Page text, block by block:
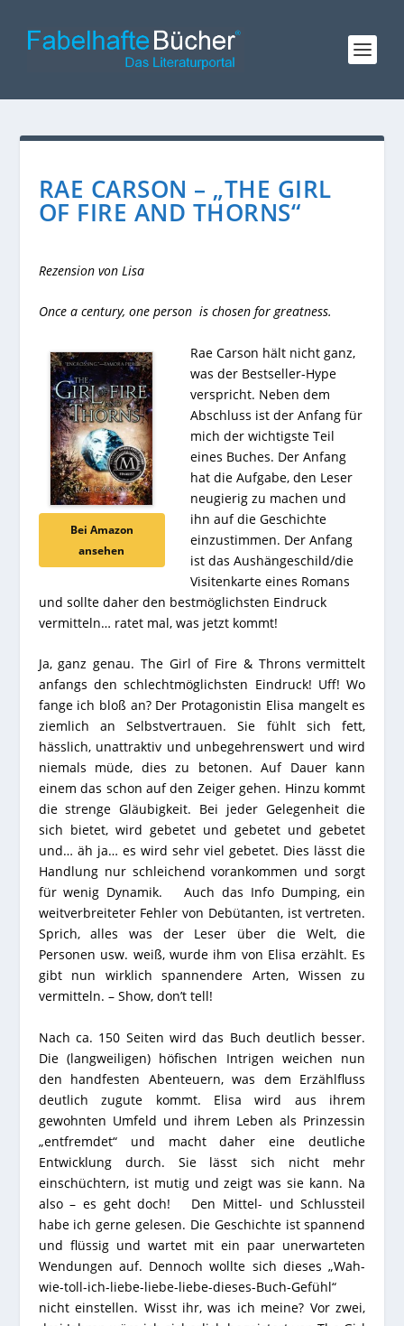
RAE CARSON – „THE GIRL
OF FIRE AND THORNS“
Rezension von Lisa
Once a century, one person is chosen for greatness.
Bei Amazon
ansehen
Rae Carson hält nicht ganz,
was der Bestseller-Hype
verspricht. Neben dem
Abschluss ist der Anfang für
mich der wichtigste Teil
eines Buches. Der Anfang
hat die Aufgabe, den Leser
neugierig zu machen und
ihn auf die Geschichte
einzustimmen. Der Anfang
ist das Aushängeschild/die
Visitenkarte eines Romans
und sollte daher den bestmöglichsten Eindruck
vermitteln… ratet mal, was jetzt kommt!
Ja, ganz genau. The Girl of Fire & Throns vermittelt
anfangs den schlechtmöglichsten Eindruck! Uff! Wo
fange ich bloß an? Der Protagonistin Elisa mangelt es
ziemlich an Selbstvertrauen. Sie fühlt sich fett,
hässlich, unattraktiv und unbegehrenswert und wird
niemals müde, dies zu betonen. Auf Dauer kann
einem das schon auf den Zeiger gehen. Hinzu kommt
die strenge Gläubigkeit. Bei jeder Gelegenheit die
sich bietet, wird gebetet und gebetet und gebetet
und… äh ja… es wird sehr viel gebetet. Dies lässt die
Handlung nur schleichend vorankommen und sorgt
für wenig Dynamik. Auch das Info Dumping, ein
weitverbreiteter Fehler von Debütanten, ist vertreten.
Sprich, alles was der Leser über die Welt, die
Personen usw. weiß, wurde ihm von Elisa erzählt. Es
gibt nun wirklich spannendere Arten, Wissen zu
vermitteln. – Show, don’t tell!
Nach ca. 150 Seiten wird das Buch deutlich besser.
Die (langweiligen) höfischen Intrigen weichen nun
den handfesten Abenteuern, was dem Erzählfluss
deutlich zugute kommt. Elisa wird aus ihrem
gewohnten Umfeld und ihrem Leben als Prinzessin
„entfremdet“ und macht daher eine deutliche
Entwicklung durch. Sie lässt sich nicht mehr
einschüchtern, ist mutig und zeigt was sie kann. Na
also – es geht doch! Den Mittel- und Schlussteil
habe ich gerne gelesen. Die Geschichte ist spannend
und flüssig und wartet mit ein paar unerwarteten
Wendungen auf. Dennoch wollte sich dieses „Wah-
wie-toll-ich-liebe-liebe-liebe-dieses-Buch-Gefühl“
nicht einstellen. Wisst ihr, was ich meine? Vor zwei,